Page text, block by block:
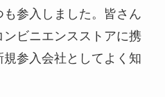
参入しました。皆さん
ビニエンスストアに携
参入会社としてよく知